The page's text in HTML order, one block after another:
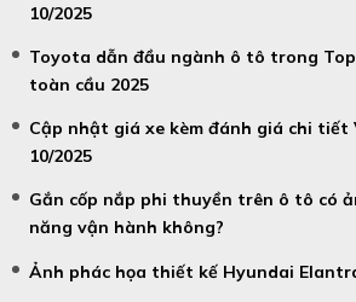
10/2025
Toyota dẫn đầu ngành ô tô trong
toàn cầu 2025
Cập nhật giá xe kèm đánh giá chi tiết
10/2025
Gắn cốp nắp phi thuyền trên ô tô có
năng vận hành không?
Ảnh phác họa thiết kế Hyundai